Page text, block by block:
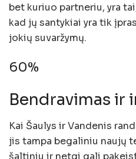
bet kuriuo partneriu, yra
kad jų santykiai yra tik
jokių suvaržymų.
60%
Bendravimas ir
Kai Šaulys ir Vandenis
jis tampa begaliniu naujų
šaltiniu ir netgi gali